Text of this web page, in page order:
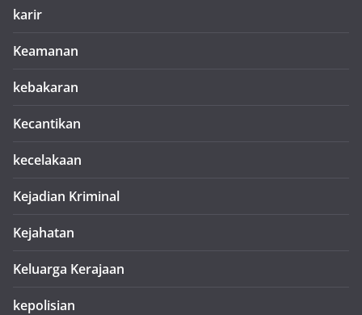
karir
Keamanan
kebakaran
Kecantikan
kecelakaan
Kejadian Kriminal
Kejahatan
Keluarga Kerajaan
kepolisian